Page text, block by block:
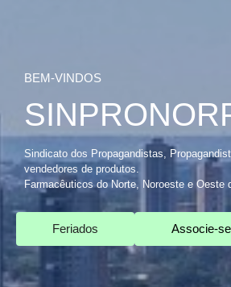
BEM-VINDOS
Sindicato dos Propagandistas,
vendedores de produtos.
Farmacêuticos do Norte, Noroeste e Oeste
Feriados Associe-se